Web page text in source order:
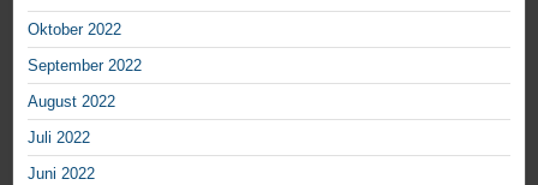
Oktober 2022
September 2022
August 2022
Juli 2022
Juni 2022